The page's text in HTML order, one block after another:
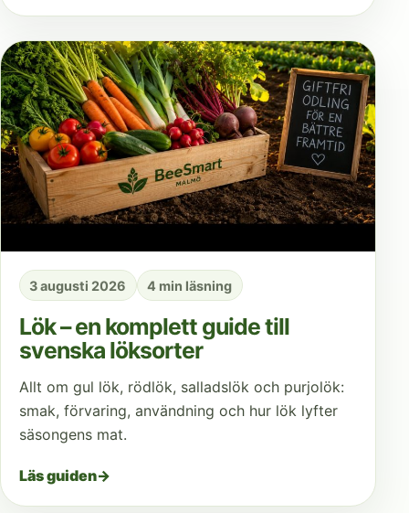
3 augusti 2026 4 min läsning
Lök – en komplett guide till
svenska löksorter
Allt om gul lök, rödlök, salladslök och purjolök:
smak, förvaring, användning och hur lök lyfter
säsongens mat.
Läs guiden→